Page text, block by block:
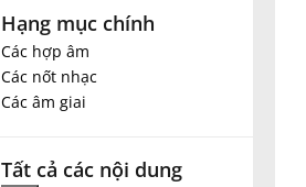
Deutsch
English
Español
Hạng mục chính
Các hợp âm
Các nốt nhạc
Các âm giai
Tất cả các nội dung